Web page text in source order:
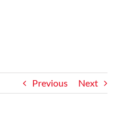
Previous Next